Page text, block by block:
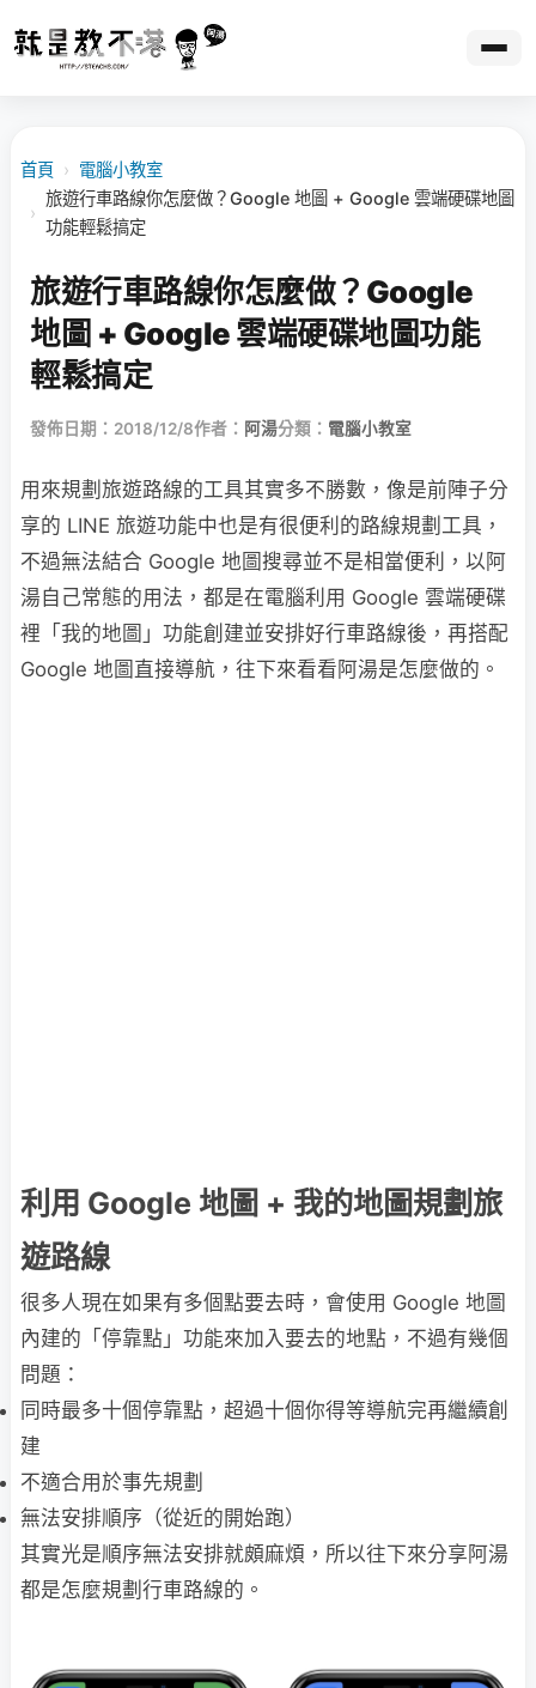
首頁 › 電腦小教室
›
旅遊行車路線你怎麼做？Google 地圖 + Google 雲端硬碟地圖
功能輕鬆搞定
旅遊行車路線你怎麼做？Google
地圖 + Google 雲端硬碟地圖功能
輕鬆搞定
發佈日期：2018/12/8作者： 阿湯分類： 電腦小教室
用來規劃旅遊路線的工具其實多不勝數，像是前陣子分
享的 LINE 旅遊功能中也是有很便利的路線規劃工具，
不過無法結合 Google 地圖搜尋並不是相當便利，以阿
湯自己常態的用法，都是在電腦利用 Google 雲端硬碟
裡「我的地圖」功能創建並安排好行車路線後，再搭配
Google 地圖直接導航，往下來看看阿湯是怎麼做的。
利用 Google 地圖 + 我的地圖規劃旅
遊路線
很多人現在如果有多個點要去時，會使用 Google 地圖
內建的「停靠點」功能來加入要去的地點，不過有幾個
問題：
同時最多十個停靠點，超過十個你得等導航完再繼續創
建
不適合用於事先規劃
無法安排順序（從近的開始跑）
其實光是順序無法安排就頗麻煩，所以往下來分享阿湯
都是怎麼規劃行車路線的。